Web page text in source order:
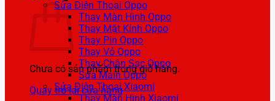
Chưa có sản phẩm trong giỏ hàng.
Quay trở lại cửa hàng
Sửa Điện Thoại Oppo
Thay Màn Hình Oppo
Thay Mặt Kính Oppo
Thay Pin Oppo
Thay Vỏ Oppo
Thay Chân Sạc Oppo
Sửa Main Oppo
Sửa Điện Thoại Xiaomi
Thay Màn Hình Xiaomi